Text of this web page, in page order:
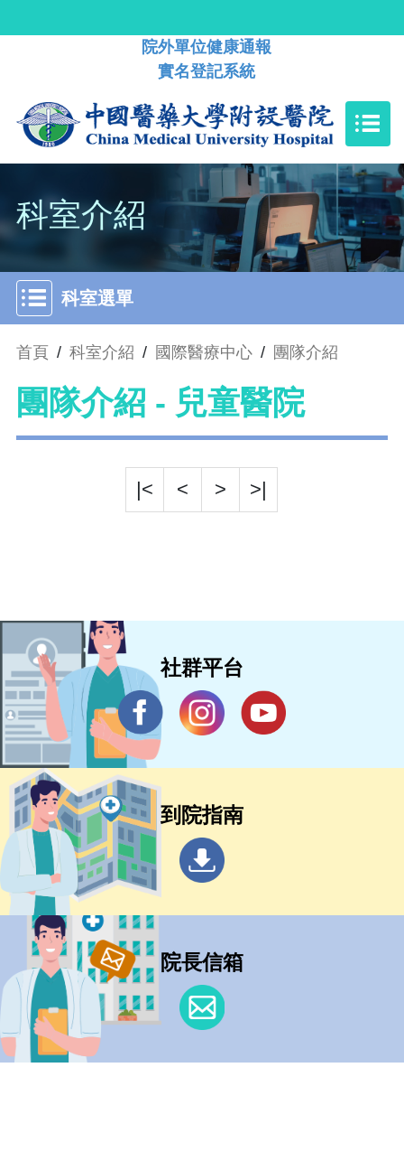
院外單位健康通報
實名登記系統
科室介紹
科室選單
首頁 / 科室介紹 / 國際醫療中心 / 團隊介紹
團隊介紹 - 兒童醫院
|< < > >|
社群平台
到院指南
院長信箱